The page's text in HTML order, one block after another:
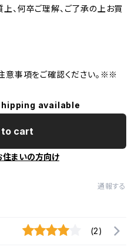
、何卒ご理解、ご了承の上お買
事項をご確認ください。※※
available
to cart
住まいの方向け
通報する
(2)